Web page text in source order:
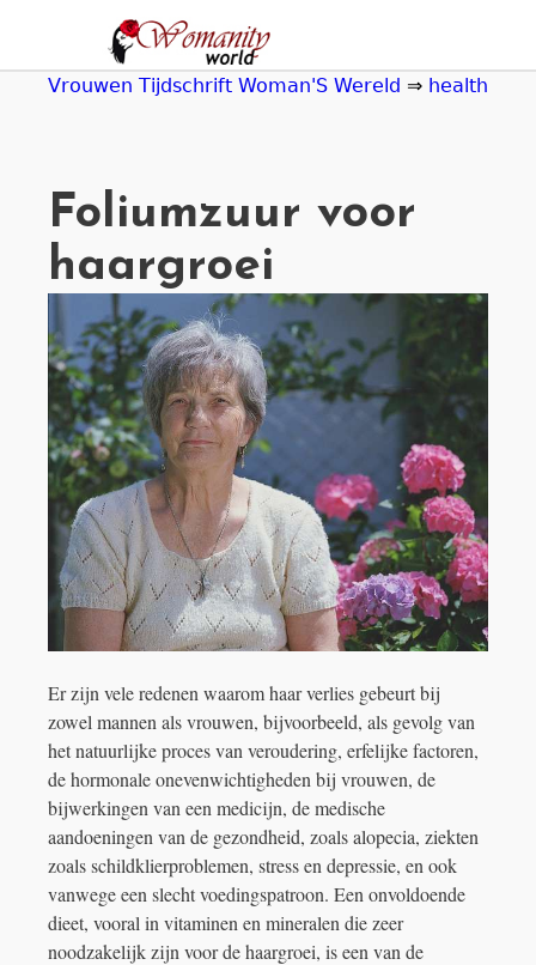
navigation
Vrouwen Tijdschrift Woman'S Wereld ⇒ health
Foliumzuur voor
haargroei
Er zijn vele redenen waarom haar verlies gebeurt bij
zowel mannen als vrouwen, bijvoorbeeld, als gevolg van
het natuurlijke proces van veroudering, erfelijke factoren,
de hormonale onevenwichtigheden bij vrouwen, de
bijwerkingen van een medicijn, de medische
aandoeningen van de gezondheid, zoals alopecia, ziekten
zoals schildklierproblemen, stress en depressie, en ook
vanwege een slecht voedingspatroon. Een onvoldoende
dieet, vooral in vitaminen en mineralen die zeer
noodzakelijk zijn voor de haargroei, is een van de